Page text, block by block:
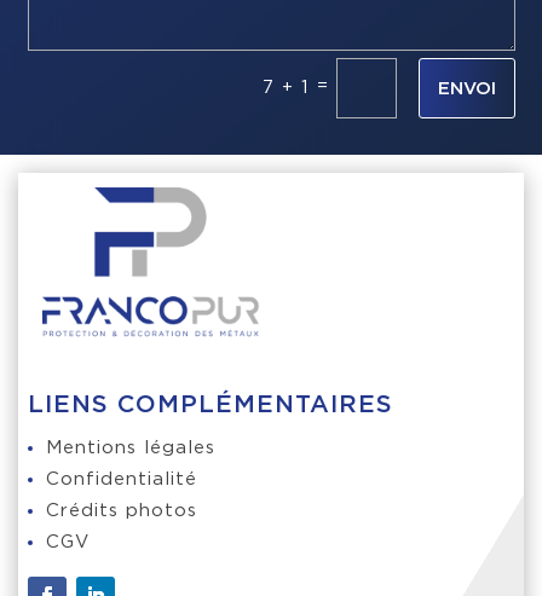
7 + 1 = ENVOI
LIENS COMPLÉMENTAIRES
Mentions légales
Confidentialité
Crédits photos
CGV